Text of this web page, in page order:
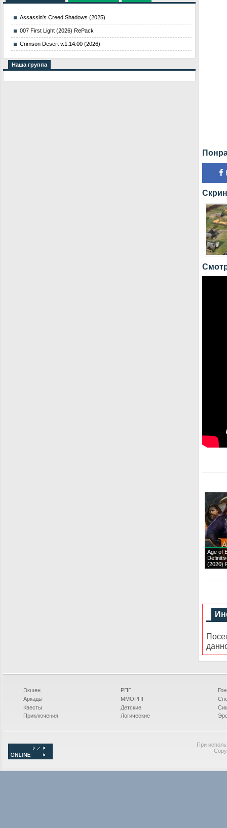
Assassin's Creed Shadows (2025)
007 First Light (2026) RePack
Crimson Desert v.1.14.00 (2026)
Наша группа
Age of
(2020)
Экшен
Аркады
Квесты
Приключения
РПГ
ММОРПГ
Детские
Логические
При